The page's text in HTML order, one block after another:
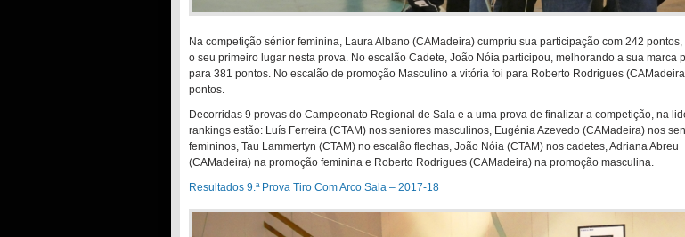
Na competição sénior feminina, Laura Albano (CAMadeira) cumpriu sua participação com 242
o seu primeiro lugar nesta prova. No escalão Cadete, João Nóia participou, melhorando a sua marca
para 381 pontos. No escalão de promoção Masculino a vitória foi para Roberto Rodrigues
pontos.
Decorridas 9 provas do Campeonato Regional de Sala e a uma prova de finalizar a competição, na
rankings estão: Luís Ferreira (CTAM) nos seniores masculinos, Eugénia Azevedo (CAMadeira) nos
femininos, Tau Lammertyn (CTAM) no escalão flechas, João Nóia (CTAM) nos cadetes, Adriana Abreu
(CAMadeira) na promoção feminina e Roberto Rodrigues (CAMadeira) na promoção masculina.
Resultados 9.ª Prova Tiro Com Arco Sala – 2017-18